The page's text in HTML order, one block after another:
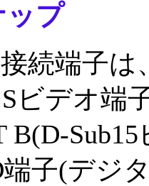
ップ
続端子は
ビデオ端
B(D-
子(デジ